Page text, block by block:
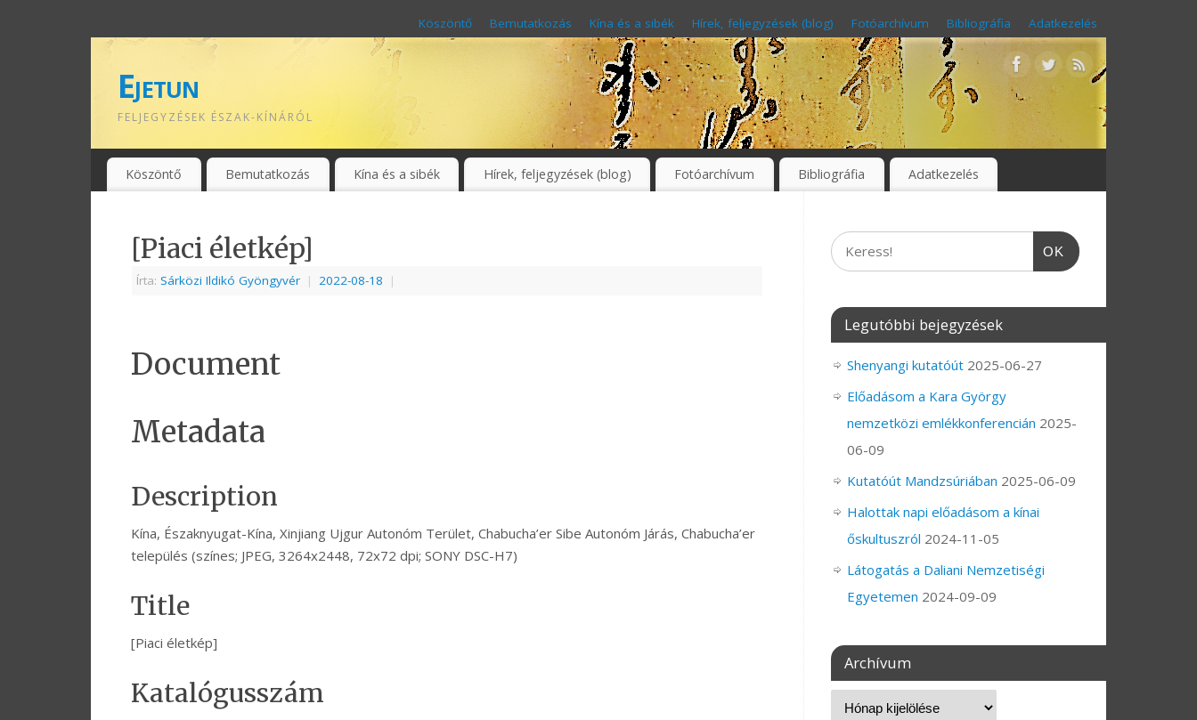
Köszöntő Bemutatkozás Kína és a sibék Hírek, feljegyzések (blog) Fotóarchívum Bibliográfia Adatkezelés
Ejetun
FELJEGYZÉSEK ÉSZAK-KÍNÁRÓL
Köszöntő Bemutatkozás Kína és a sibék Hírek, feljegyzések (blog) Fotóarchívum Bibliográfia Adatkezelés
[Piaci életkép]
Írta: Sárközi Ildikó Gyöngyvér | 2022-08-18 |
Document
Metadata
Description
Kína, Északnyugat-Kína, Xinjiang Ujgur Autonóm Terület, Chabucha’er Sibe Autonóm Járás, Chabucha’er
település (színes; JPEG, 3264x2448, 72x72 dpi; SONY DSC-H7)
Title
[Piaci életkép]
Katalógusszám
OK
Legutóbbi bejegyzések
Shenyangi kutatóút 2025-06-27
Előadásom a Kara György
nemzetközi emlékkonferencián 2025-
06-09
Kutatóút Mandzsúriában 2025-06-09
Halottak napi előadásom a kínai
őskultuszról 2024-11-05
Látogatás a Daliani Nemzetiségi
Egyetemen 2024-09-09
Archívum